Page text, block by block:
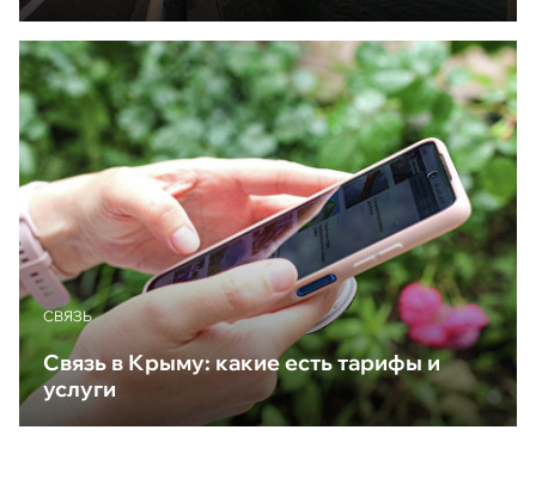
CВЯЗЬ
Связь в Крыму: какие есть тарифы и
услуги